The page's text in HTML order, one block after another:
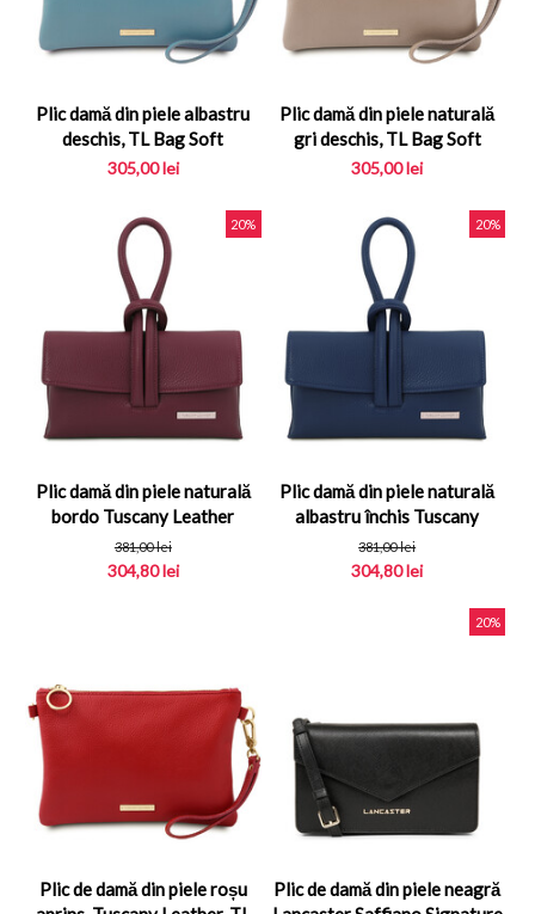
Plic damă din piele albastru
deschis, TL Bag Soft
305,00lei
Plic damă din piele naturală
gri deschis, TL Bag Soft
305,00lei
20%
Plic damă din piele naturală
bordo Tuscany Leather
381,00 lei
304,80lei
20%
Plic damă din piele naturală
albastru închis Tuscany
Leather
381,00 lei
304,80lei
Plic de damă din piele roșu
20%
Plic de damă din piele neagră